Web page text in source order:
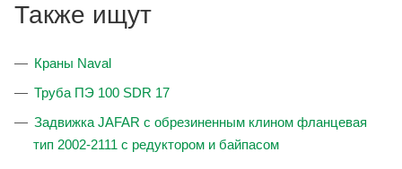
Также ищут
Краны Naval
Труба ПЭ 100 SDR 17
Задвижка JAFAR с обрезиненным клином фланцевая
тип 2002-2111 с редуктором и байпасом